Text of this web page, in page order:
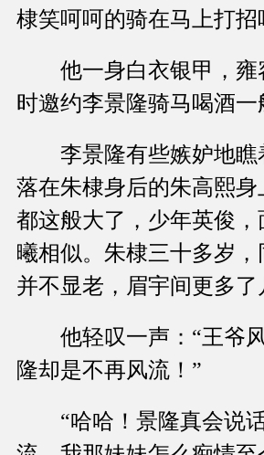
棣笑呵呵的骑在马上打招
他一身白衣银甲，雍
时邀约李景隆骑马喝酒一
李景隆有些嫉妒地瞧
落在朱棣身后的朱高熙
都这般大了，少年英俊
曦相似。朱棣三十多岁
并不显老，眉宇间更多了
他轻叹一声：“王爷风
隆却是不再风流！”
“哈哈！景隆真会说